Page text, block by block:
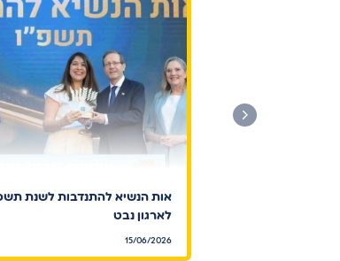
אות הנשיא להתנדבות לשנת
לארגון נבט
15/06/2026